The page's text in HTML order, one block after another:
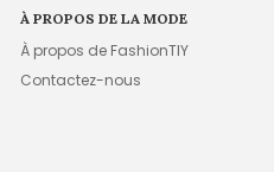
À PROPOS DE LA MODE
À propos de FashionTIY
Contactez-nous